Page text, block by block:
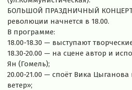
БОЛЬШОЙ ПРАЗДНИЧНЫЙ КОНЦЕРТ
революции начнется в 18.00.
В программе:
18.00-18.30 — выступают
18.30-20.00 — на сцене автор и
Ян (Гомель);
20.00-21.00 — споёт Вика
ветер»;